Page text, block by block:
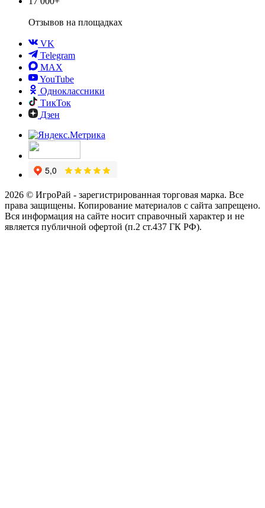
Отзывов на площадках
VK
Telegram
MAX
YouTube
Одноклассники
ТикТок
Дзен
2026 © ИгроРай - зарегистрированная торговая марка. Все
права защищены. Копирование материалов с сайта запрещено.
Вся информация на сайте носит справочный характер и не
является публичной офертой (п.2 ст.437 ГК РФ).